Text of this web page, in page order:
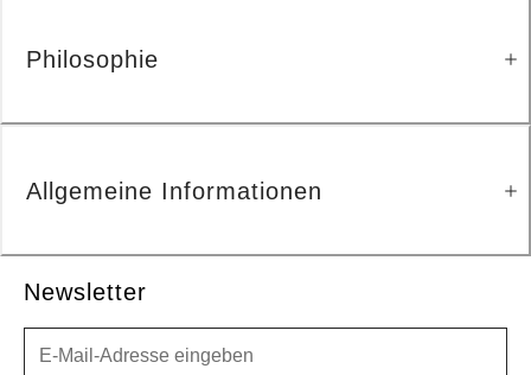
Newsletter
Philosophie
Allgemeine Informationen